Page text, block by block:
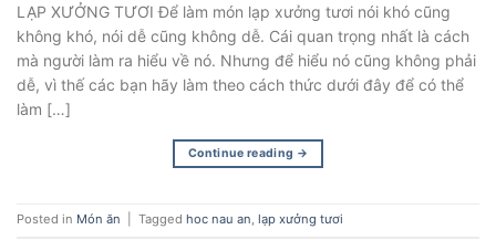
LẠP XƯỞNG TƯƠI Để làm món lạp xưởng tươi nói khó cũng
không khó, nói dễ cũng không dễ. Cái quan trọng nhất là cách
mà người làm ra hiểu về nó. Nhưng để hiểu nó cũng không phải
dễ, vì thế các bạn hãy làm theo cách thức dưới đây để có thể
làm […]
Continue reading →
Posted in Món ăn Tagged hoc nau an, lạp xưởng tươi